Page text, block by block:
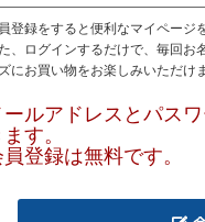
登録をすると便利なマイページ
、ログインするだけで、毎回お
にお買い物をお楽しみいただけ
ールアドレスとパス
ます。
登録は無料です。